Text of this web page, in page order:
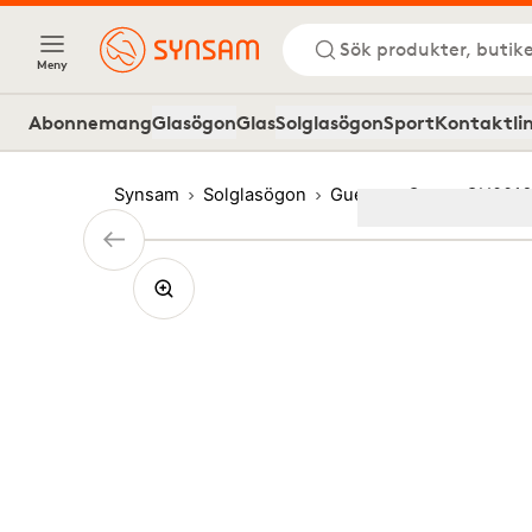
Meny
Sök produkter,
AbonnemangGlasögonGlasSolglasögonSport
Synsam Solglasögon Guess Guess